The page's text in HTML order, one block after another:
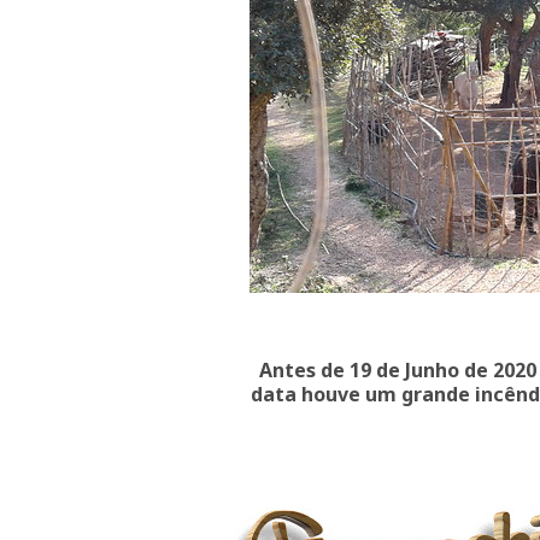
Antes de 19 de Junho de
data houve um grande